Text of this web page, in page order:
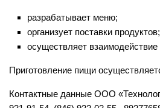
разрабатывает меню;
организует поставки продуктов;
осуществляет
Приготовление пищи
Контактные данные ООО